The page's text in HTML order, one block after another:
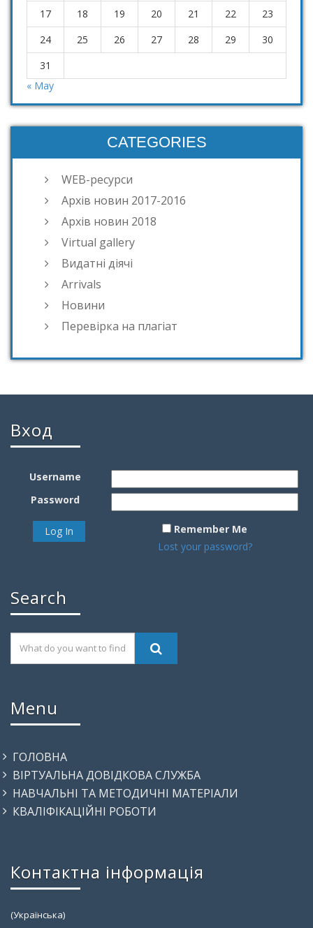
17
18 19 20 21 22
23
24
25 26 27 28 29
30
31
« May
CATEGORIES
WEB-ресурси
Архів новин 2017-2016
Архів новин 2018
Virtual gallery
Видатні діячі
Arrivals
Новини
Перевірка на плагіат
Вход
Username
Password
Remember Me
Lost your password?
Search
Menu
ГОЛОВНА
ВІРТУАЛЬНА ДОВІДКОВА СЛУЖБА
НАВЧАЛЬНІ ТА МЕТОДИЧНІ МАТЕРІАЛИ
КВАЛІФІКАЦІЙНІ РОБОТИ
Контактна інформація
(Українська)